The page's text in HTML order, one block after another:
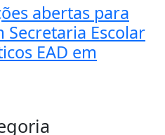
abertas para
Secretaria Escolar
EAD em